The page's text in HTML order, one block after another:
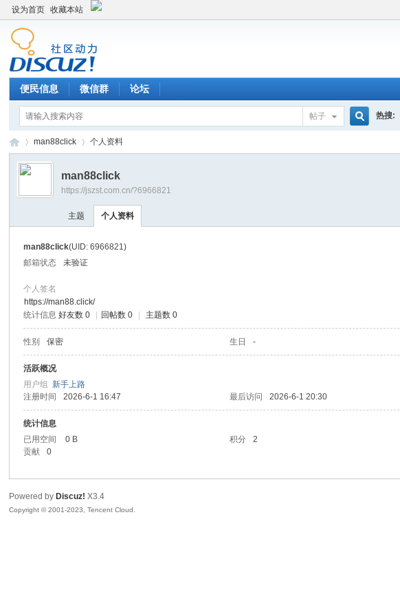
设为首页 收藏本站
便民信息 微信群 论坛
帖子 热搜:
›
man88click 个人资料
man88click
https://jszst.com.cn/?6966821
主题 个人资料
man88click(UID: 6966821)
邮箱状态
未验证
个人签名
https://man88.click/
统计信息 好友数 0 回帖数 0 主题数 0
性别 保密 生日 -
活跃概况
用户组新手上路
注册时间
2026-6-1 16:47 最后访问 2026-6-1 20:30
统计信息
已用空间
0 B 积分 2
贡献
0
Powered by Discuz! X3.4
Copyright © 2001-2023, Tencent Cloud.